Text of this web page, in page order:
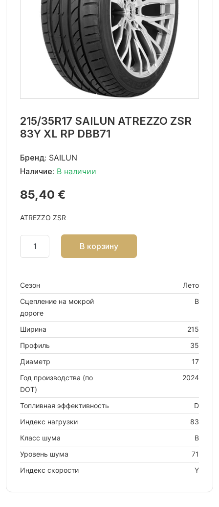
215/35R17 SAILUN ATREZZO ZSR
83Y XL RP DBB71
Бренд: SAILUN
Наличие: В наличии
85,40 €
ATREZZO ZSR
В корзину
Сезон
Лето
Сцепление на мокрой
дороге
B
Ширина
215
Профиль
35
Диаметр
17
Год производства (по
DOT)
2024
Топливная эффективность
D
Индекс нагрузки
83
Класс шума
B
Уровень шума
71
Индекс скорости
Y